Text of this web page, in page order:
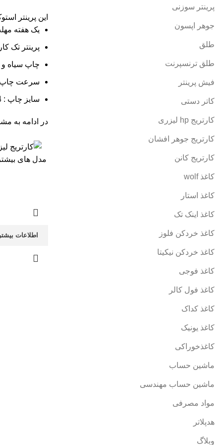
پرینتر سوزنی
جوهر اپسون
طلق
طلق ترنسپرنت
فیش پرینتر
کاتر دستی
کارتریج hp لیزری
کارتریج جوهر افشان
کارتریج کانن
کاغذ wolf
کاغذ استار
کاغذ اینک تک
کاغذ خردکن فلوز
کاغذ خردکن نیکیتا
کاغذ فوجی
کاغذ فول کالر
کاغذ کداک
کاغذ یونیک
کاغذخوراکی
ماشین حساب
ماشین حساب مهندسی
مواد مصرفی
هدپلاتر
وبلاگ
این پرینتر
یک هفته
پرینتر تک
چاپ سیاه
سرعت چاپ 33
سایز چاپ : A4
در ادامه به
مدل های
اطلاعات